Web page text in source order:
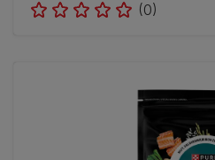
(0)